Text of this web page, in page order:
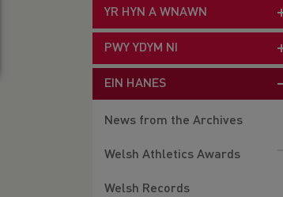
YR HYN A WNAWN
PWY YDYM NI
EIN HANES
News from the Archives
Welsh Athletics Awards
Welsh Records